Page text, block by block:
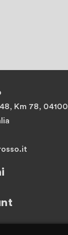
Km 78, 04100